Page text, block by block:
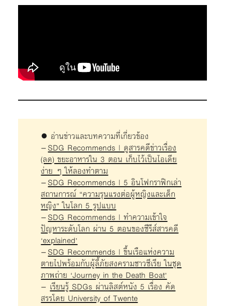
● อ่านข่าวและบทความที่เกี่ยวข้อง
–SDG Recommends | ดูสารคดีข่าวเรื่อง
(ลด) ขยะอาหารใน 3 ตอน เก็บไว้เป็นไอเดีย
ง่าย ๆ ให้ลองทำตาม
–SDG Recommends | 5 อินโฟกราฟิกเล่า
สถานการณ์ “ความรุนแรงต่อผู้หญิงและเด็ก
หญิง” ในโลก 5 รูปแบบ
–SDG Recommends | ทำความเข้าใจ
ปัญหาระดับโลก ผ่าน 5 ตอนของซีรีส์สารคดี
‘explained’
–SDG Recommends | ขึ้นเรือแห่งความ
ตายไปพร้อมกับผู้ลี้ภัยสงครามชาวซีเรีย ในชุด
ภาพถ่าย ‘Journey in the Death Boat’
– เรียนรู้ SDGs ผ่านลิสต์หนัง 5 เรื่อง คัด
สรรโดย University of Twente